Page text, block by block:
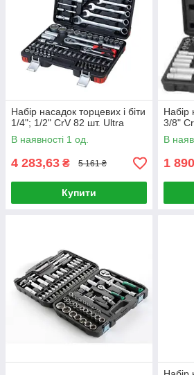
Набір насадок торцевих і біти
1/4"; 1/2" CrV 82 шт. Ultra
В наявності 1 од.
4 283,63 ₴ 5 161 ₴
Купити
Набір
3/8"
В
1